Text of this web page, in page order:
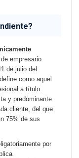
?
empresario
de julio del
como aquel
a título
y predominante
cliente, del que
75% de sus
por